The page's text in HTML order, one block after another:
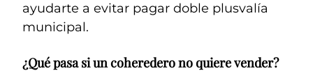
ayudarte a evitar pagar doble plusvalía
municipal.
¿Qué pasa si un coheredero no quiere vender?